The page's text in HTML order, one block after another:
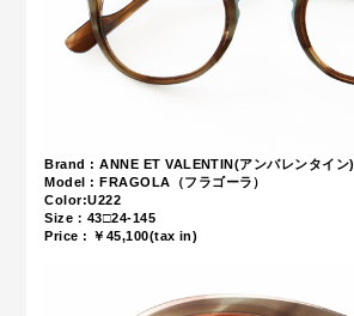
Brand : ANNE ET VALENTIN(アンバレンタイン)
Model : FRAGOLA（フラゴーラ）
Color:U222
Size：43□24-145
Price : ￥45,100(tax in)